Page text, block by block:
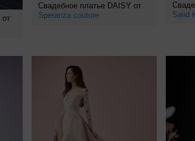
от
Свадебное платье DAISY от
Speranza couture
Saiid